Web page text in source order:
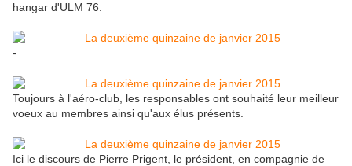
hangar d'ULM 76.
-
Toujours à l'aéro-club, les responsables ont souhaité leur meilleur
voeux au membres ainsi qu'aux élus présents.
Ici le discours de Pierre Prigent, le président, en compagnie de